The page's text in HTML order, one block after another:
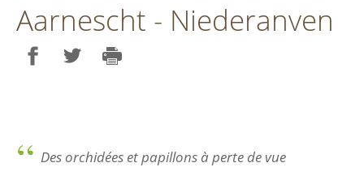
Aarnescht - Niederanven
Des orchidées et papillons à perte de vue